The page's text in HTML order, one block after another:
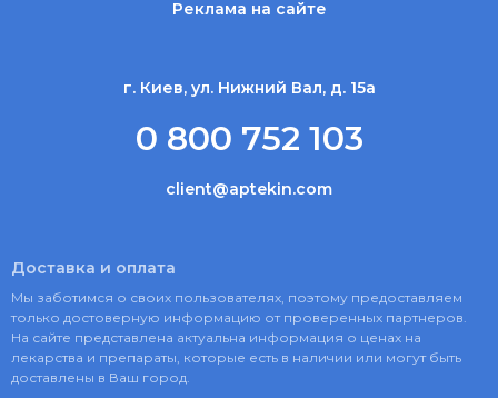
Реклама на сайте
г. Киев, ул. Нижний Вал, д. 15а
0 800 752 103
client@aptekin.com
Доставка и оплата
Мы заботимся о своих пользователях, поэтому предоставляем
только достоверную информацию от проверенных партнеров.
На сайте представлена актуальна информация о ценах на
лекарства и препараты, которые есть в наличии или могут быть
доставлены в Ваш город.